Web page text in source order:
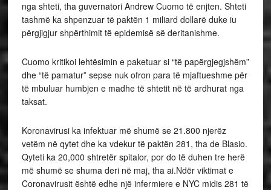
nga shteti, tha guvernatori Andrew Cuomo të enjten. Shteti
tashmë ka shpenzuar të paktën 1 miliard dollarë duke iu
përgjigjur shpërthimit të epidemisë së deritanishme.
Cuomo kritikoi lehtësimin e paketuar si “të papërgjegjshëm”
dhe “të pamatur” sepse nuk ofron para të mjaftueshme për
të mbuluar humbjen e madhe të shtetit në të ardhurat nga
taksat.
Koronavirusi ka infektuar më shumë se 21.800 njerëz
vetëm në qytet dhe ka vdekur të paktën 281, tha de Blasio.
Qyteti ka 20,000 shtretër spitalor, por do të duhen tre herë
më shumë se shuma deri në maj, tha ai.Ndër viktimat e
Coronavirusit është edhe një infermiere e NYC midis 281 të